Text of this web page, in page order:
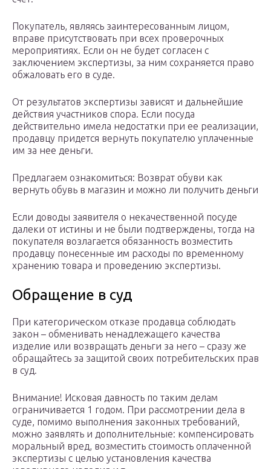
Покупатель, являясь заинтересованным лицом,
вправе присутствовать при всех проверочных
мероприятиях. Если он не будет согласен с
заключением экспертизы, за ним сохраняется право
обжаловать его в суде.
От результатов экспертизы зависят и дальнейшие
действия участников спора. Если посуда
действительно имела недостатки при ее реализации,
продавцу придется вернуть покупателю уплаченные
им за нее деньги.
Предлагаем ознакомиться: Возврат обуви как
вернуть обувь в магазин и можно ли получить деньги
Если доводы заявителя о некачественной посуде
далеки от истины и не были подтверждены, тогда на
покупателя возлагается обязанность возместить
продавцу понесенные им расходы по временному
хранению товара и проведению экспертизы.
Обращение в суд
При категорическом отказе продавца соблюдать
закон – обменивать ненадлежащего качества
изделие или возвращать деньги за него – сразу же
обращайтесь за защитой своих потребительских прав
в суд.
Внимание! Исковая давность по таким делам
ограничивается 1 годом. При рассмотрении дела в
суде, помимо выполнения законных требований,
можно заявлять и дополнительные: компенсировать
моральный вред, возместить стоимость оплаченной
экспертизы с целью установления качества